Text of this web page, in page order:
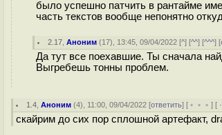
было успешно патчить в рантайме
часть текстов вообще непонятно
2.17 ,Аноним (17), 13:45, 09/04/2022 [^] [^^] [^^^] [
Да тут все поехавшие. Ты сначала
Выгребешь тонны проблем.
1.4 ,Аноним (4), 11:00, 09/04/2022 [ответить] [ ﹢﹢﹢] [
скайрим до сих пор сплошной артефакт,